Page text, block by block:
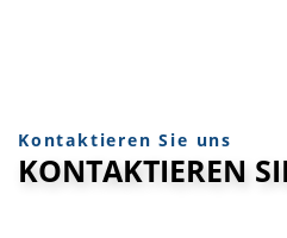
Kontaktieren Sie uns
KONTAKTIEREN